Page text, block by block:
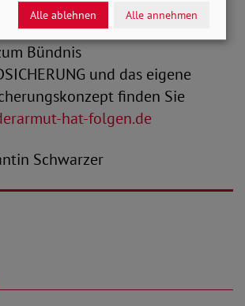
Bündnis
und das eigene
finden Sie
hat-folgen.de
Schwarzer
Alle ablehnen Alle annehmen